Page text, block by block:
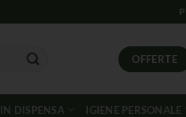
OFFERTE
IN DISPENSA IGIENE PERSONALE